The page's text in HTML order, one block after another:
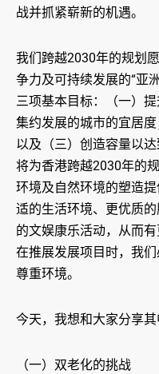
战并抓紧崭新的机遇。
我们跨越2030年的规划
争力及可持续发展的“亚
三项基本目标：（一）
集约发展的城市的宜居度
以及（三）创造容量以
将为香港跨越2030年的
环境及自然环境的塑造
适的生活环境、更优质
的文娱康乐活动，从而
在推展发展项目时，我
尊重环境。
今天，我想和大家分享其
（一）双老化的挑战